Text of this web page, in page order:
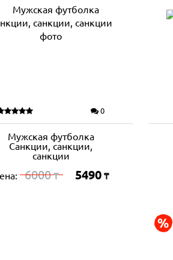
0
Мужская футболка
Санкции, санкции,
санкции
6000₸ 5490 ₸